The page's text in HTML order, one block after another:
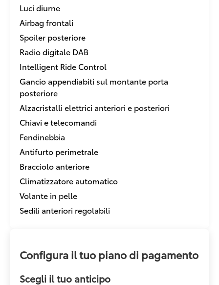
Luci diurne
Airbag frontali
Spoiler posteriore
Radio digitale DAB
Intelligent Ride Control
Gancio appendiabiti sul montante porta
posteriore
Alzacristalli elettrici anteriori e posteriori
Chiavi e telecomandi
Fendinebbia
Antifurto perimetrale
Bracciolo anteriore
Climatizzatore automatico
Volante in pelle
Sedili anteriori regolabili
Configura il tuo piano di pagamento
Scegli il tuo anticipo